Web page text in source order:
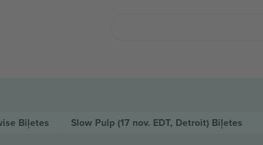
Biļetes Slow Pulp (17 nov. EDT, Detroit) Biļetes